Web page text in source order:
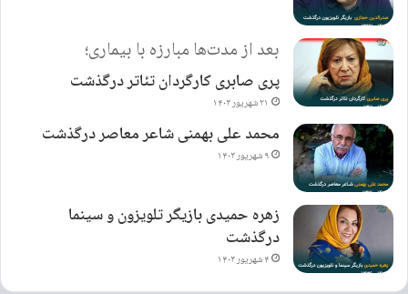
بعد از مدت‌ها مبارزه با بیماری؛
پری صابری کارگردان تئاتر درگذشت
۲۱ شهریور ۱۴۰۳
محمد علی بهمنی شاعر معاصر درگذشت
۹ شهریور ۱۴۰۳
زهره حمیدی بازیگر تلویزون و سینما
درگذشت
۴ شهریور ۱۴۰۳